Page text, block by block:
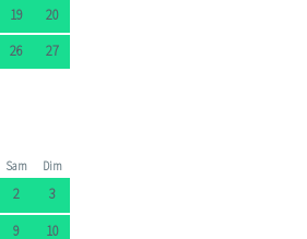
19
20
26
27
Sam Dim
2
3
9
10